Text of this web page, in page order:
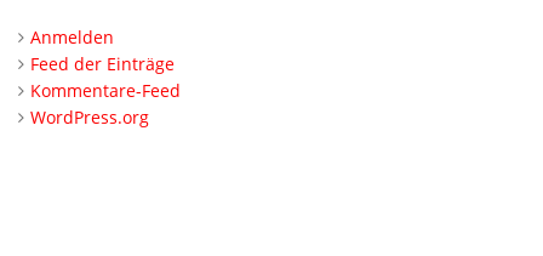
Anmelden
Feed der Einträge
Kommentare-Feed
WordPress.org